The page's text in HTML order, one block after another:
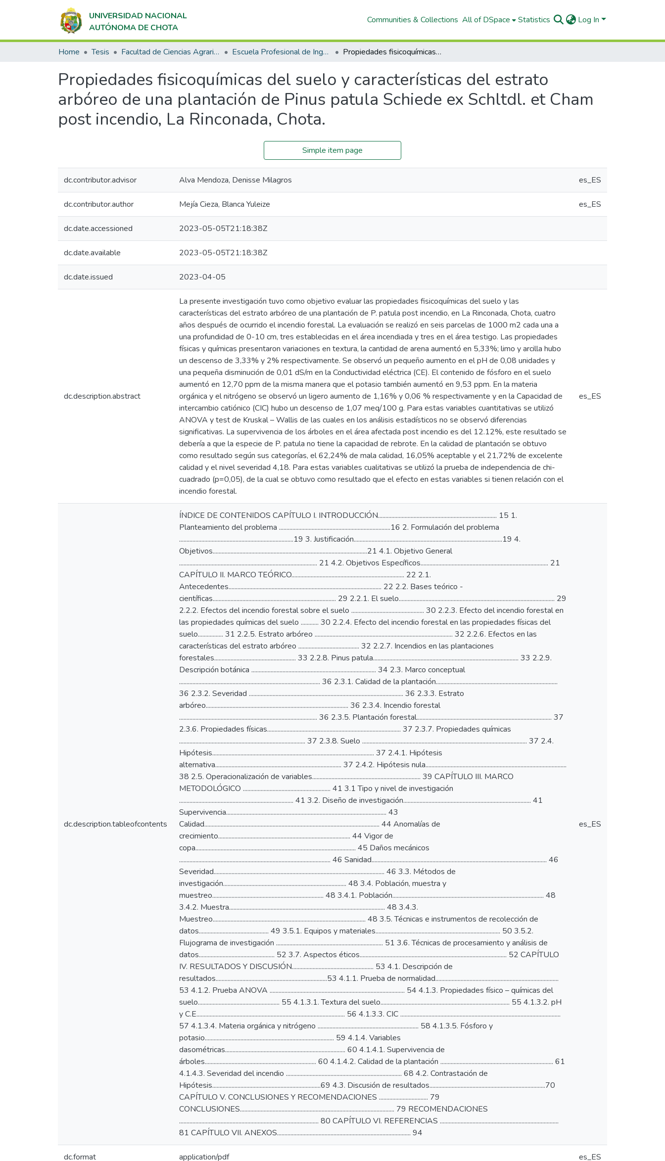
UNIVERSIDAD NACIONAL
AUTÓNOMA DE CHOTA
Communities & Collections All of DSpace Statistics Log In
Home Tesis Facultad de Ciencias Agrarias Escuela Profesional de Ingeniería Forestal y Ambiental Propiedades fisicoquímicas del suelo y características del estrato arbóreo de una plantación de Pinus patula Schiede ex Schltdl. et Cham post incendio, La Rinconada, Chota.
Propiedades fisicoquímicas del suelo y características del estrato
arbóreo de una plantación de Pinus patula Schiede ex Schltdl. et Cham
post incendio, La Rinconada, Chota.
Simple item page
dc.contributor.advisor Alva Mendoza, Denisse Milagros es_ES
dc.contributor.author Mejía Cieza, Blanca Yuleize es_ES
dc.date.accessioned 2023-05-05T21:18:38Z
dc.date.available 2023-05-05T21:18:38Z
dc.date.issued 2023-04-05
dc.description.abstract
La presente investigación tuvo como objetivo evaluar las propiedades fisicoquímicas del suelo y las
características del estrato arbóreo de una plantación de P. patula post incendio, en La Rinconada, Chota, cuatro
años después de ocurrido el incendio forestal. La evaluación se realizó en seis parcelas de 1000 m2 cada una a
una profundidad de 0-10 cm, tres establecidas en el área incendiada y tres en el área testigo. Las propiedades
físicas y químicas presentaron variaciones en textura, la cantidad de arena aumentó en 5,33%; limo y arcilla hubo
un descenso de 3,33% y 2% respectivamente. Se observó un pequeño aumento en el pH de 0,08 unidades y
una pequeña disminución de 0,01 dS/m en la Conductividad eléctrica (CE). El contenido de fósforo en el suelo
aumentó en 12,70 ppm de la misma manera que el potasio también aumentó en 9,53 ppm. En la materia
orgánica y el nitrógeno se observó un ligero aumento de 1,16% y 0,06 % respectivamente y en la Capacidad de
intercambio catiónico (CIC) hubo un descenso de 1,07 meq/100 g. Para estas variables cuantitativas se utilizó
ANOVA y test de Kruskal – Wallis de las cuales en los análisis estadísticos no se observó diferencias
significativas. La supervivencia de los árboles en el área afectada post incendio es del 12.12%, este resultado se
debería a que la especie de P. patula no tiene la capacidad de rebrote. En la calidad de plantación se obtuvo
como resultado según sus categorías, el 62,24% de mala calidad, 16,05% aceptable y el 21,72% de excelente
calidad y el nivel severidad 4,18. Para estas variables cualitativas se utilizó la prueba de independencia de chi-
cuadrado (p=0,05), de la cual se obtuvo como resultado que el efecto en estas variables si tienen relación con el
incendio forestal.
es_ES
dc.description.tableofcontents
ÍNDICE DE CONTENIDOS CAPÍTULO I. INTRODUCCIÓN................................................................................ 15 1.
Planteamiento del problema ...........................................................................16 2. Formulación del problema
.............................................................................19 3. Justificación....................................................................................................19 4.
Objetivos........................................................................................................21 4.1. Objetivo General
............................................................................................. 21 4.2. Objetivos Específicos...................................................................................... 21
CAPÍTULO II. MARCO TEÓRICO............................................................................ 22 2.1.
Antecedentes....................................................................................................... 22 2.2. Bases teórico -
científicas................................................................................... 29 2.2.1. El suelo......................................................................................................... 29
2.2.2. Efectos del incendio forestal sobre el suelo ................................................. 30 2.2.3. Efecto del incendio forestal en
las propiedades químicas del suelo ............ 30 2.2.4. Efecto del incendio forestal en las propiedades físicas del
suelo................. 31 2.2.5. Estrato arbóreo ............................................................................................. 32 2.2.6. Efectos en las
características del estrato arbóreo ......................................... 32 2.2.7. Incendios en las plantaciones
forestales....................................................... 33 2.2.8. Pinus patula.................................................................................................. 33 2.2.9.
Descripción botánica .................................................................................... 34 2.3. Marco conceptual
............................................................................................... 36 2.3.1. Calidad de la plantación..................................................................................
36 2.3.2. Severidad ........................................................................................................ 36 2.3.3. Estrato
arbóreo................................................................................................ 36 2.3.4. Incendio forestal
............................................................................................. 36 2.3.5. Plantación forestal........................................................................................... 37
2.3.6. Propiedades físicas.......................................................................................... 37 2.3.7. Propiedades químicas
..................................................................................... 37 2.3.8. Suelo ............................................................................................................... 37 2.4.
Hipótesis............................................................................................................. 37 2.4.1. Hipótesis
alternativa..................................................................................... 37 2.4.2. Hipótesis nula...............................................................................................
38 2.5. Operacionalización de variables......................................................................... 39 CAPÍTULO III. MARCO
METODOLÓGICO ........................................................... 41 3.1 Tipo y nivel de investigación
............................................................................. 41 3.2. Diseño de investigación...................................................................................... 41
Supervivencia............................................................................................................ 43
Calidad...................................................................................................................... 44 Anomalías de
crecimiento......................................................................................... 44 Vigor de
copa............................................................................................................ 45 Daños mecánicos
...................................................................................................... 46 Sanidad...................................................................................................................... 46
Severidad................................................................................................................... 46 3.3. Métodos de
investigación................................................................................... 48 3.4. Población, muestra y
muestreo........................................................................... 48 3.4.1. Población...................................................................................................... 48
3.4.2. Muestra......................................................................................................... 48 3.4.3.
Muestreo....................................................................................................... 48 3.5. Técnicas e instrumentos de recolección de
datos............................................... 49 3.5.1. Equipos y materiales.................................................................................... 50 3.5.2.
Flujograma de investigación ........................................................................ 51 3.6. Técnicas de procesamiento y análisis de
datos................................................... 52 3.7. Aspectos éticos................................................................................................... 52 CAPÍTULO
IV. RESULTADOS Y DISCUSIÓN....................................................... 53 4.1. Descripción de
resultados...........................................................................53 4.1.1. Prueba de normalidad...................................................................................
53 4.1.2. Prueba ANOVA ........................................................................................... 54 4.1.3. Propiedades físico – químicas del
suelo....................................................... 55 4.1.3.1. Textura del suelo....................................................................................... 55 4.1.3.2. pH
y C.E.................................................................................................... 56 4.1.3.3. CIC ............................................................................................................
57 4.1.3.4. Materia orgánica y nitrógeno .................................................................... 58 4.1.3.5. Fósforo y
potasio....................................................................................... 59 4.1.4. Variables
dasométricas................................................................................. 60 4.1.4.1. Supervivencia de
árboles........................................................................... 60 4.1.4.2. Calidad de la plantación ............................................................................ 61
4.1.4.3. Severidad del incendio .............................................................................. 68 4.2. Contrastación de
Hipótesis.........................................................................69 4.3. Discusión de resultados..............................................................................70
CAPÍTULO V. CONCLUSIONES Y RECOMENDACIONES ................................. 79
CONCLUSIONES........................................................................................................ 79 RECOMENDACIONES
.............................................................................................. 80 CAPÍTULO VI. REFERENCIAS ................................................................................
81 CAPÍTULO VII. ANEXOS.......................................................................................... 94
es_ES
dc.format application/pdf es_ES